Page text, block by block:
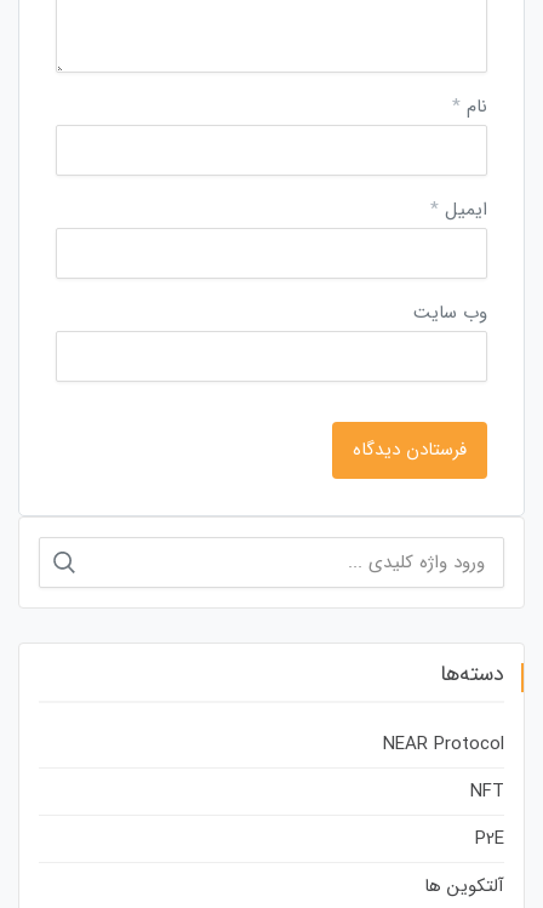
نام *
ایمیل *
وب‌ سایت
برای:
دسته‌ها
NEAR Protocol
NFT
P2E
آلتکوین ها